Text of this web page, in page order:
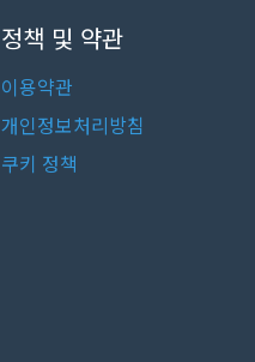
정책 및 약관
이용약관
개인정보처리방침
쿠키 정책